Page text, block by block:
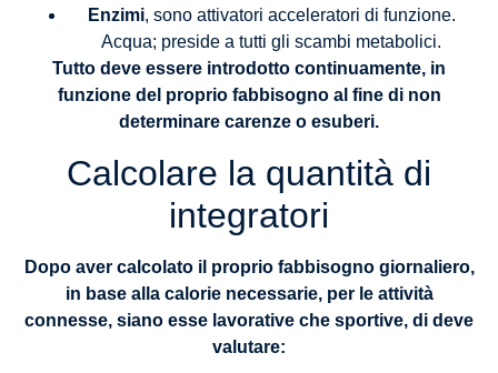
Enzimi, sono attivatori acceleratori di funzione.
Acqua; preside a tutti gli scambi metabolici.
Tutto deve essere introdotto continuamente, in
funzione del proprio fabbisogno al fine di non
determinare carenze o esuberi.
Calcolare la quantità di
integratori
Dopo aver calcolato il proprio fabbisogno giornaliero,
in base alla calorie necessarie, per le attività
connesse, siano esse lavorative che sportive, di deve
valutare: